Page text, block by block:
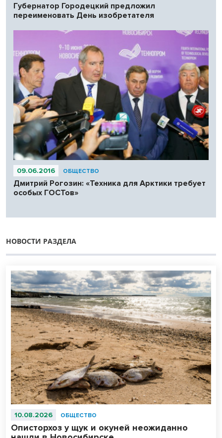
Губернатор Городецкий предложил
переименовать День изобретателя
09.06.2016 ОБЩЕСТВО
Дмитрий Рогозин: «Техника для Арктики требует
особых ГОСТов»
НОВОСТИ РАЗДЕЛА
10.08.2026 ОБЩЕСТВО
Описторхоз у щук и окуней неожиданно